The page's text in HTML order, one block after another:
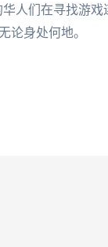
人们在寻找游
论身处何地。